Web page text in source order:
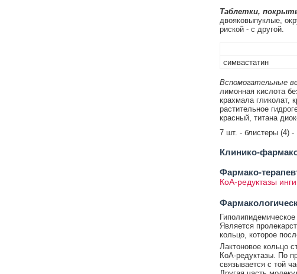
Таблетки,
двояковыпуклые,
риской - с другой.
симвастатин
Вспомогательные
лимонная кислота
крахмала гликолат,
растительное
красный, титана
7 шт. - блистеры (4) -
Клинико-
Фармако-
КоА-редуктазы
Является
кольцо, которое
Лактоновое кольцо
КоА-редуктазы. По
связывается с той